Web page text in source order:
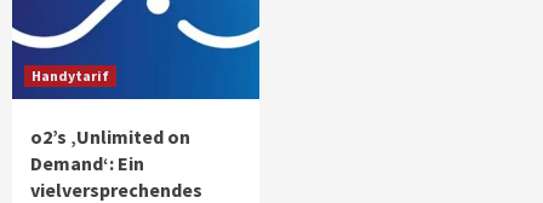
Handytarif
o2’s ‚Unlimited on
Demand‘: Ein
vielversprechendes